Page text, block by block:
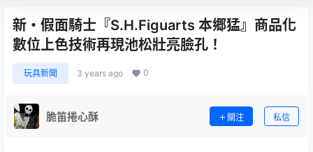
新・假面騎士『S.H.Figuarts 本郷猛』商品化
數位上色技術再現池松壯亮臉孔！
玩具新聞 3 years ago 0
脆笛捲心酥 關注 私信